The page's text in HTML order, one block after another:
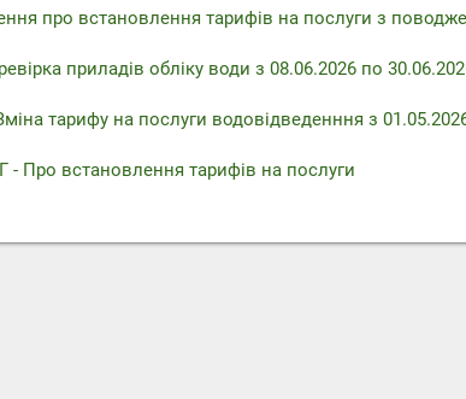
про встановлення тарифів на послуги з
приладів обліку води з 08.06.2026 по
тарифу на послуги водовідведенння з
- Про встановлення тарифів на послуги